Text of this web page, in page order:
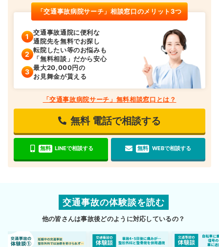
「交通事故病院サーチ」相談窓口のメリット3つ
交通事故通院に便利な
通院先を無料でお探し
転院したい等のお悩みも
「無料相談」だから安心
最大20,000円の
お見舞金が貰える
「交通事故病院サーチ」無料相談窓口とは？
無料 電話で相談する
無料 LINEで相談する 無料 WEBで相談する
交通事故の体験談を読む
他の皆さんは事故後どのように対応しているの？